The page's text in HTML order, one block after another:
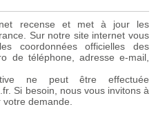
recense et met à jour les
Sur notre site internet vous
coordonnées officielles des
de téléphone, adresse e-mail,
ne peut être effectuée
Si besoin, nous vous invitons à
demande.